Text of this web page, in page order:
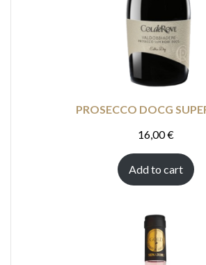
PROSECCO DOCG
16,00€
Add to cart